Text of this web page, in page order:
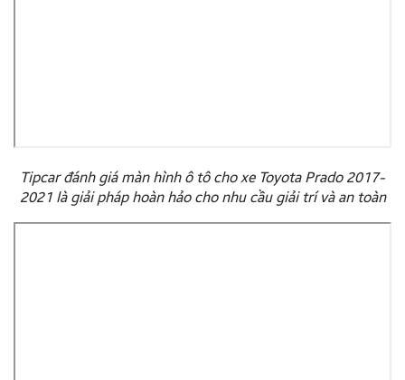
Tipcar đánh giá màn hình ô tô cho xe Toyota Prado 2017-
2021 là giải pháp hoàn hảo cho nhu cầu giải trí và an toàn